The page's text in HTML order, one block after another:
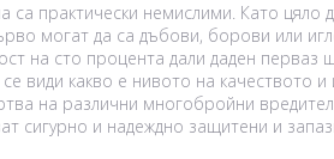
практически немислими. Като
могат да са дъбови, борови или
на сто процента дали даден перваз
какво е нивото на качеството и
на различни многобройни
сигурно и надеждно защитени и